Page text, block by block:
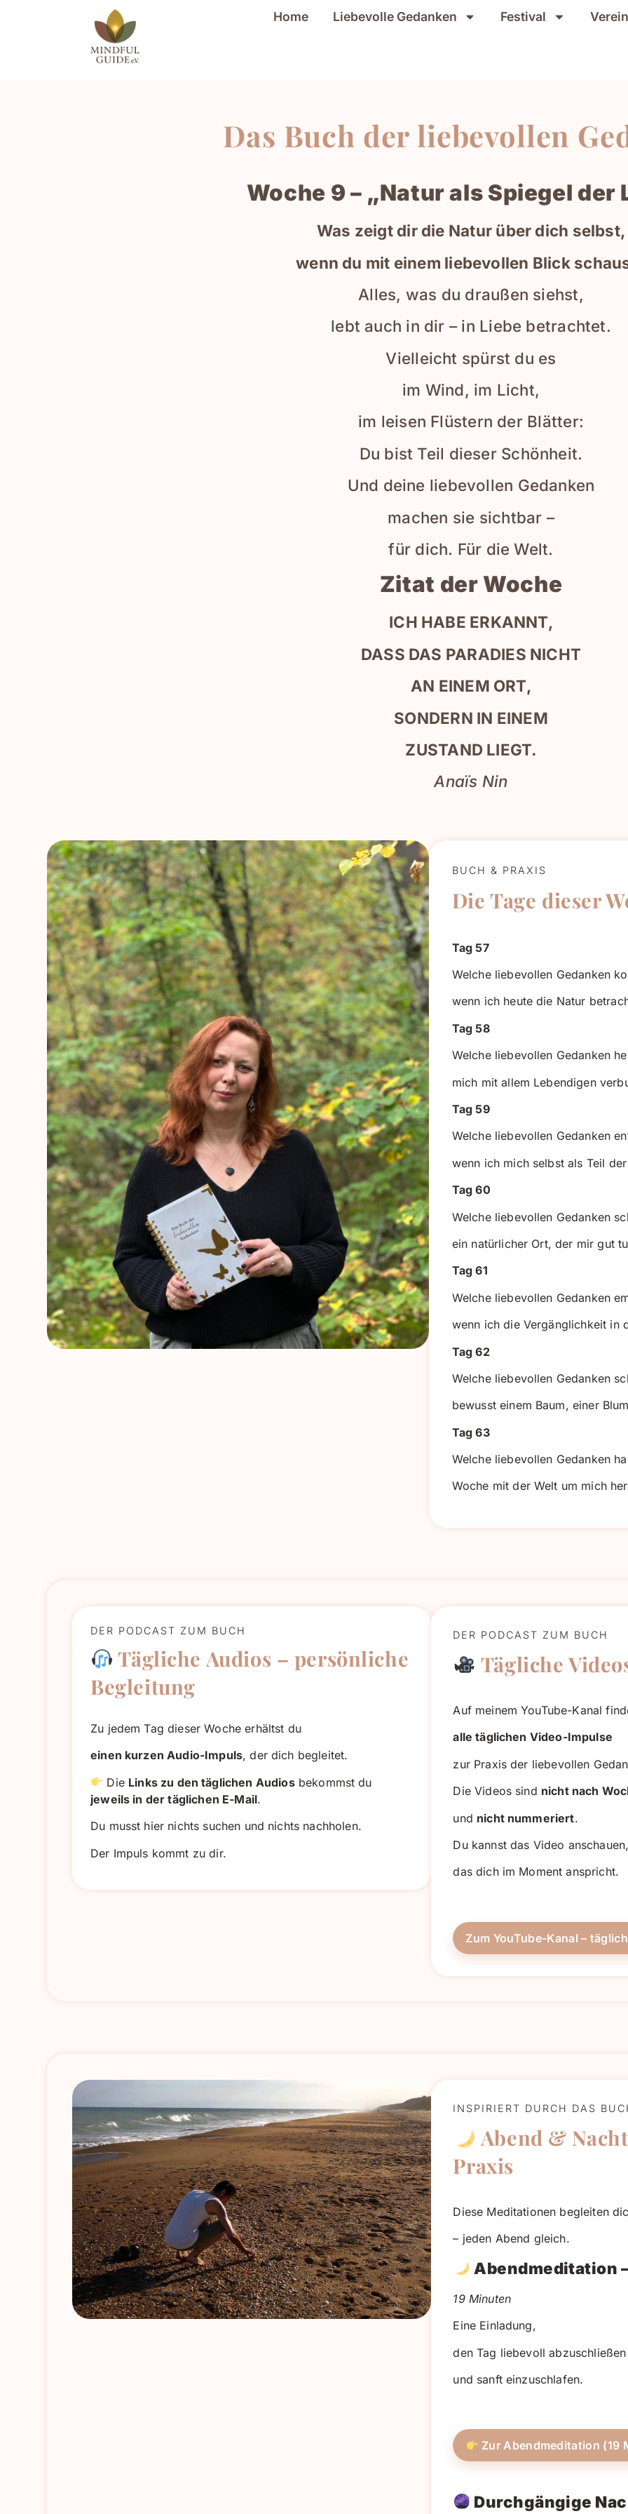
Home Liebevolle Gedanken Festival Verein
Das Buch der liebevollen
Woche 9 – „Natur als Spiegel der
Was zeigt dir die Natur über dich selbst,
wenn du mit einem liebevollen Blick
Alles, was du draußen siehst,
lebt auch in dir – in Liebe betrachtet.
Vielleicht spürst du es
im Wind, im Licht,
im leisen Flüstern der Blätter:
Du bist Teil dieser Schönheit.
Und deine liebevollen Gedanken
machen sie sichtbar –
für dich. Für die Welt.
Zitat der Woche
ICH HABE ERKANNT,
DASS DAS PARADIES NICHT
AN EINEM ORT,
SONDERN IN EINEM
ZUSTAND LIEGT.
Anaïs Nin
BUCH & PRAXIS
Die Tage dieser
Tag 57
Welche liebevollen Gedanken
wenn ich heute die Natur
Tag 58
Welche liebevollen Gedanken
mich mit allem Lebendigen
Tag 59
Welche liebevollen Gedanken
wenn ich mich selbst als Teil
Tag 60
Welche liebevollen Gedanken
ein natürlicher Ort, der mir gut
Tag 61
Welche liebevollen Gedanken
wenn ich die Vergänglichkeit in
Tag 62
Welche liebevollen Gedanken
bewusst einem Baum, einer
Tag 63
Welche liebevollen Gedanken
Woche mit der Welt um mich
DER PODCAST ZUM BUCH
Tägliche Audios – persönliche
Begleitung
Zu jedem Tag dieser Woche erhältst du
einen kurzen Audio-Impuls, der dich begleitet.
Die Links zu den täglichen Audiosbekommst du
jeweils in der täglichen E-Mail.
Du musst hier nichts suchen und nichts nachholen.
Der Impuls kommt zu dir.
DER PODCAST ZUM BUCH
Tägliche
Auf meinem YouTube-Kanal
alle täglichen Video-Impulse
zur Praxis der liebevollen
Die Videos sind nicht nach
und nicht nummeriert.
Du kannst das Video anschauen,
das dich im Moment anspricht.
Zum YouTube-Kanal –
INSPIRIERT DURCH DAS
Abend &
Praxis
Diese Meditationen begleiten
– jeden Abend gleich.
Abendmeditation
19 Minuten
Eine Einladung,
den Tag liebevoll abzuschließen
und sanft einzuschlafen.
Zur Abendmeditation (19
Durchgängige